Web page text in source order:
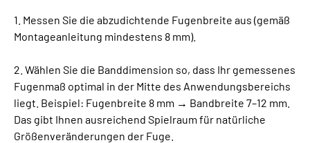
1. Messen Sie die abzudichtende Fugenbreite aus (gemäß
Montageanleitung mindestens 8 mm).
2. Wählen Sie die Banddimension so, dass Ihr gemessenes
Fugenmaß optimal in der Mitte des Anwendungsbereichs
liegt. Beispiel: Fugenbreite 8 mm → Bandbreite 7–12 mm.
Das gibt Ihnen ausreichend Spielraum für natürliche
Größenveränderungen der Fuge.